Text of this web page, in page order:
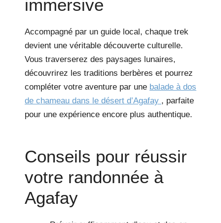
immersive
Accompagné par un guide local, chaque trek
devient une véritable découverte culturelle.
Vous traverserez des paysages lunaires,
découvrirez les traditions berbères et pourrez
compléter votre aventure par une balade à dos
de chameau dans le désert d’Agafay , parfaite
pour une expérience encore plus authentique.
Conseils pour réussir
votre randonnée à
Agafay